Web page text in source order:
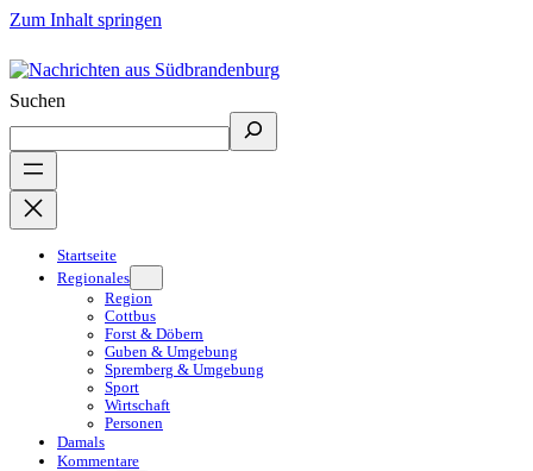
Zum Inhalt springen
Suchen
Startseite
Regionales
Region
Cottbus
Forst & Döbern
Guben & Umgebung
Spremberg & Umgebung
Sport
Wirtschaft
Personen
Damals
Kommentare